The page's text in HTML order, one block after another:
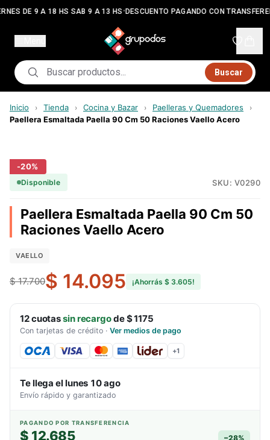
DE 9 A 18 HS SAB 9 A 13 HS•DESCUENTO PAGANDO CON
Buscar
Inicio › Tienda › Cocina y Bazar › Paelleras y Quemadores ›
Paellera Esmaltada Paella 90 Cm 50 Raciones Vaello Acero
-20%
Disponible SKU: V0290
Paellera Esmaltada Paella 90 Cm 50
Raciones Vaello Acero
VAELLO
$ 17.700$ 14.095 ¡Ahorrás $ 3.605!
12cuotassin recargode$ 1175
Con tarjetas de crédito · Ver medios de pago
+1
Te llega ellunes 10 ago
Envío rápido y garantizado
PAGANDO POR TRANSFERENCIA
$ 12.685 −28%